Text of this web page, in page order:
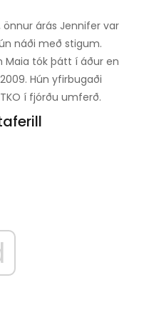
árás Jennifer var
náði með stigum.
Maia tók þátt í áður en
Hún yfirbugaði
í fjórðu umferð.